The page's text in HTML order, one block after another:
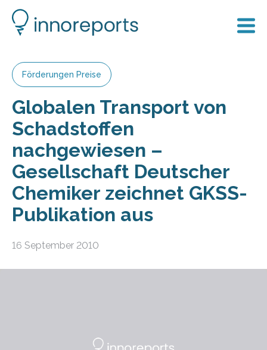
Förderungen Preise
Globalen Transport von
Schadstoffen
nachgewiesen –
Gesellschaft Deutscher
Chemiker zeichnet GKSS-
Publikation aus
16 September 2010